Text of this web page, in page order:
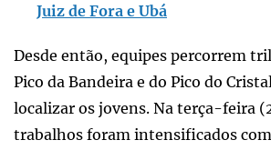
Juiz de Fora e Ubá
Desde então, equipes percorrem
Pico da Bandeira e do Pico do
localizar os jovens. Na terça-feira
trabalhos foram intensificados